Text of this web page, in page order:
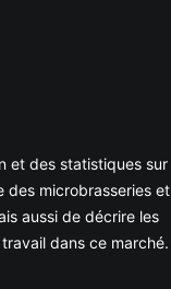
et des statistiques sur
des microbrasseries et
aussi de décrire les
dans ce marché.